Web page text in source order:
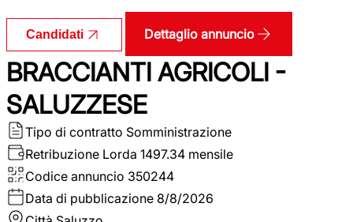
Candidati Dettaglio annuncio
BRACCIANTI AGRICOLI -
SALUZZESE
Tipo di contratto Somministrazione
Retribuzione Lorda 1497.34 mensile
Codice annuncio 350244
Data di pubblicazione 8/8/2026